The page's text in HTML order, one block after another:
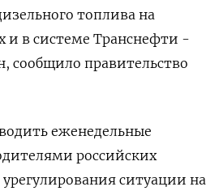
топлива на
и в системе Транснефти -
сообщило правительство
еженедельные
российских
ситуации на